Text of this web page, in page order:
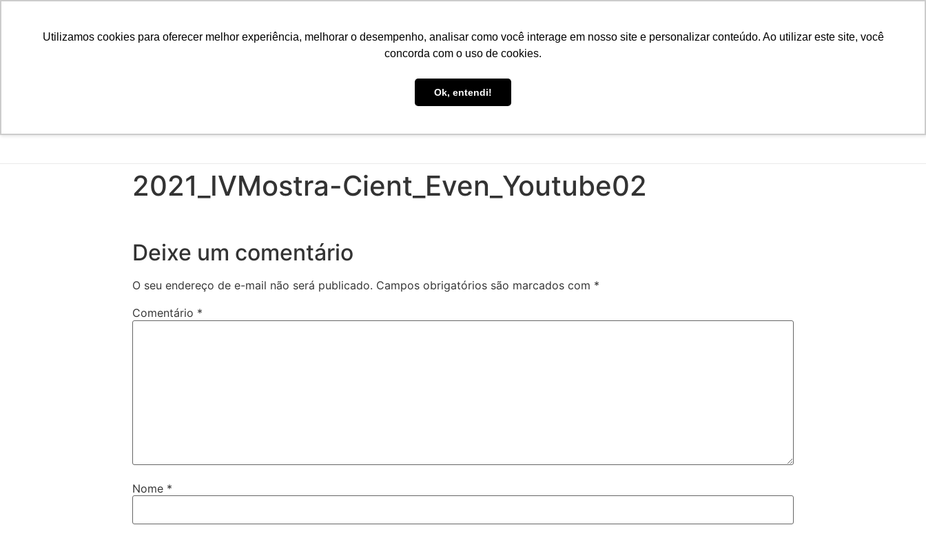
Utilizamos cookies para oferecer melhor experiência, melhorar o desempenho, analisar como você interage em nosso site e personalizar conteúdo. Ao utilizar este site, você
concorda com o uso de cookies.
Ok, entendi!
CONHEÇA A FARO CURSOS
2021_IVMostra-Cient_Even_Youtube02
Deixe um comentário
O seu endereço de e-mail não será publicado. Campos obrigatórios são marcados com *
Comentário *
Nome *